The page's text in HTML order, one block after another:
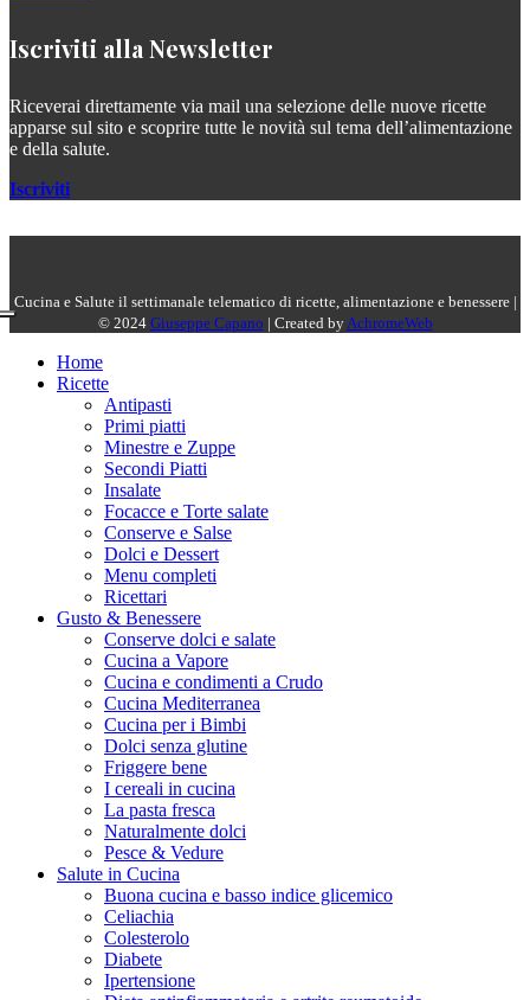
Iscriviti alla Newsletter
Riceverai direttamente via mail una selezione delle nuove ricette
apparse sul sito e scoprire tutte le novità sul tema dell’alimentazione
e della salute.
Iscriviti
Cucina e Salute il settimanale telematico di ricette, alimentazione e benessere |
© 2024 Giuseppe Capano | Created by AchromeWeb
Home
Ricette
Antipasti
Primi piatti
Minestre e Zuppe
Secondi Piatti
Insalate
Focacce e Torte salate
Conserve e Salse
Dolci e Dessert
Menu completi
Ricettari
Gusto & Benessere
Conserve dolci e salate
Cucina a Vapore
Cucina e condimenti a Crudo
Cucina Mediterranea
Cucina per i Bimbi
Dolci senza glutine
Friggere bene
I cereali in cucina
La pasta fresca
Naturalmente dolci
Pesce & Vedure
Salute in Cucina
Buona cucina e basso indice glicemico
Celiachia
Colesterolo
Diabete
Ipertensione